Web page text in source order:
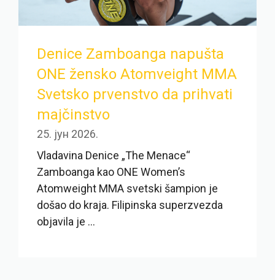
Denice Zamboanga napušta
ONE žensko Atomveight MMA
Svetsko prvenstvo da prihvati
majčinstvo
25. јун 2026.
Vladavina Denice „The Menace“
Zamboanga kao ONE Women’s
Atomweight MMA svetski šampion je
došao do kraja. Filipinska superzvezda
objavila je ...